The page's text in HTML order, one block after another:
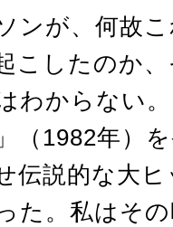
ンが、何故
こしたのか
わからない
（1982年）
伝説的な大
た。私はそ